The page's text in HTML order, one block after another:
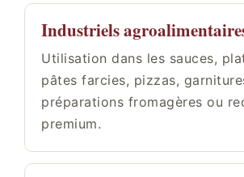
Industriels
Utilisation dans les sauces,
pâtes farcies, pizzas,
préparations fromagères ou
premium.